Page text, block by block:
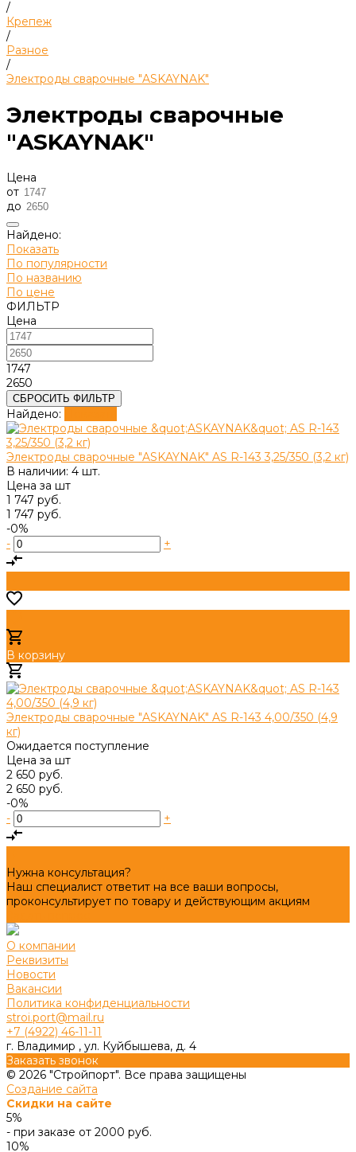
/
Крепеж
/
Разное
/
Электроды сварочные "ASKAYNAK"
Электроды сварочные
"ASKAYNAK"
Цена
от
до
Найдено:
Показать
По популярности
По названию
По цене
ФИЛЬТР
Цена
1747
2650
СБРОСИТЬ ФИЛЬТР
Найдено:
Электроды сварочные "ASKAYNAK" AS R-143 3,25/350 (3,2 кг)
В наличии: 4 шт.
Цена за шт
1 747 руб.
1 747 руб.
-0%
-
+
В корзину
Электроды сварочные "ASKAYNAK" AS R-143 4,00/350 (4,9
кг)
Ожидается поступление
Цена за шт
2 650 руб.
2 650 руб.
-0%
-
+
Нужна консультация?
Наш специалист ответит на все ваши вопросы,
проконсультирует по товару и действующим акциям
О компании
Реквизиты
Новости
Вакансии
Политика конфиденциальности
stroi.port@mail.ru
+7 (4922) 46-11-11
г. Владимир , ул. Куйбышева, д. 4
Заказать звонок
© 2026 "Стройпорт". Все права защищены
Создание сайта
Скидки на сайте
5%
- при заказе от 2000 руб.
10%